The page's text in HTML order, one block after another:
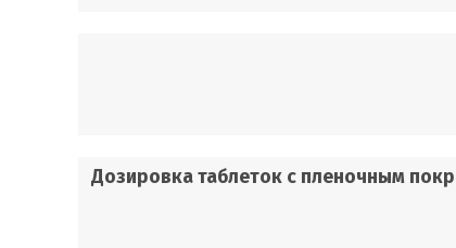
Дозировка таблеток с пленочным